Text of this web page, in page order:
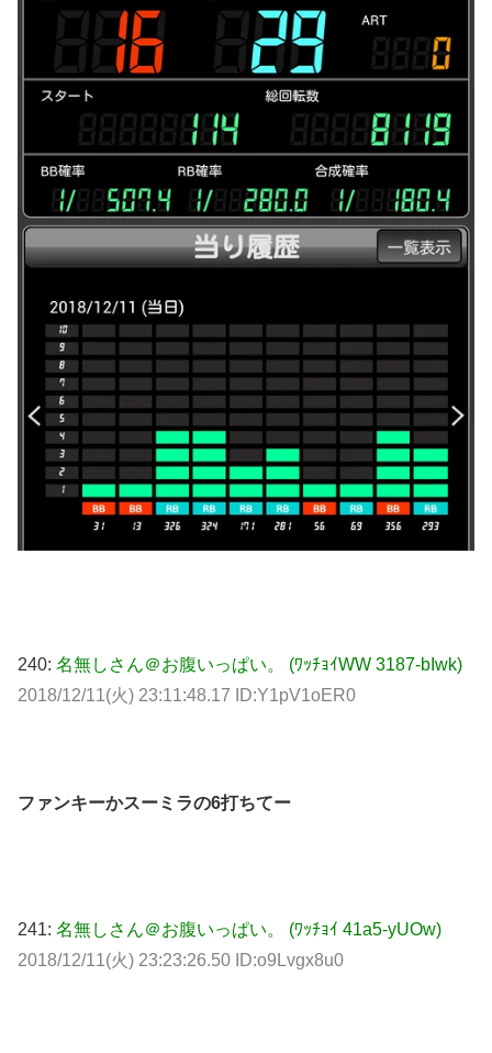
240: 名無しさん＠お腹いっぱい。 (ﾜｯﾁｮｲWW 3187-bIwk)
2018/12/11(火) 23:11:48.17 ID:Y1pV1oER0
ファンキーかスーミラの6打ちてー
241: 名無しさん＠お腹いっぱい。 (ﾜｯﾁｮｲ 41a5-yUOw)
2018/12/11(火) 23:23:26.50 ID:o9Lvgx8u0